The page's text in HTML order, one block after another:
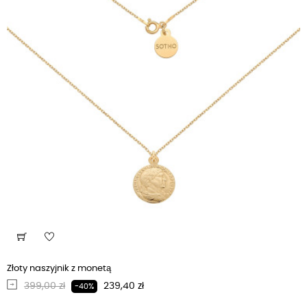
Złoty naszyjnik z monetą
Regularna cena
399,00 zł -40% Cena
239,40 zł